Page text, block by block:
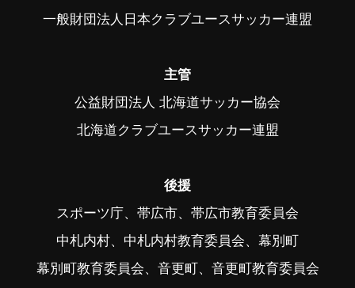
一般財団法人日本クラブユースサッカー連盟
主管
公益財団法人 北海道サッカー協会
北海道クラブユースサッカー連盟
後援
スポーツ庁、帯広市、帯広市教育委員会
中札内村、中札内村教育委員会、幕別町
幕別町教育委員会、音更町、音更町教育委員会